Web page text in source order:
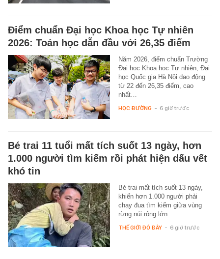
Điểm chuẩn Đại học Khoa học Tự nhiên
2026: Toán học dẫn đầu với 26,35 điểm
Năm 2026, điểm chuẩn Trường
Đại học Khoa học Tự nhiên, Đại
học Quốc gia Hà Nội dao động
từ 22 đến 26,35 điểm, cao
nhất…
HỌC ĐƯỜNG - 6 giờ trước
Bé trai 11 tuổi mất tích suốt 13 ngày, hơn
1.000 người tìm kiếm rồi phát hiện dấu vết
khó tin
Bé trai mất tích suốt 13 ngày,
khiến hơn 1.000 người phải
chạy đua tìm kiếm giữa vùng
rừng núi rộng lớn.
THẾ GIỚI ĐÓ ĐÂY - 6 giờ trước